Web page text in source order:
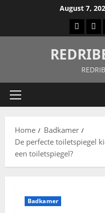
August 7,
Home
Badkamer
De perfecte toiletspiegel
een toiletspiegel?
Badkamer